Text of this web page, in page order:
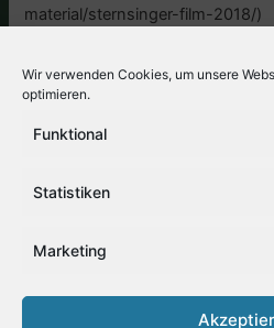
Wir verwenden Cookies, um unsere
optimieren.
Funktional
Statistiken
Marketing
material/sternsinger-film-2018/)
die Betreuung dieses Projektes.